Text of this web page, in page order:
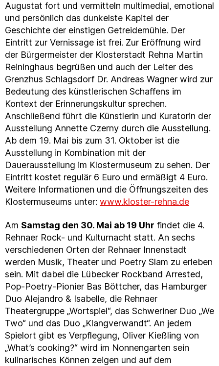
Augustat fort und vermitteln multimedial, emotional
und persönlich das dunkelste Kapitel der
Geschichte der einstigen Getreidemühle. Der
Eintritt zur Vernissage ist frei. Zur Eröffnung wird
der Bürgermeister der Klosterstadt Rehna Martin
Reininghaus begrüßen und auch der Leiter des
Grenzhus Schlagsdorf Dr. Andreas Wagner wird zur
Bedeutung des künstlerischen Schaffens im
Kontext der Erinnerungskultur sprechen.
Anschließend führt die Künstlerin und Kuratorin der
Ausstellung Annette Czerny durch die Ausstellung.
Ab dem 19. Mai bis zum 31. Oktober ist die
Ausstellung in Kombination mit der
Dauerausstellung im Klostermuseum zu sehen. Der
Eintritt kostet regulär 6 Euro und ermäßigt 4 Euro.
Weitere Informationen und die Öffnungszeiten des
Klostermuseums unter: www.kloster-rehna.de
Am Samstag den 30. Mai ab 19 Uhr findet die 4.
Rehnaer Rock- und Kulturnacht statt. An sechs
verschiedenen Orten der Rehnaer Innenstadt
werden Musik, Theater und Poetry Slam zu erleben
sein. Mit dabei die Lübecker Rockband Arrested,
Pop-Poetry-Pionier Bas Böttcher, das Hamburger
Duo Alejandro & Isabelle, die Rehnaer
Theatergruppe „Wortspiel“, das Schweriner Duo „We
Two“ und das Duo „Klangverwandt“. An jedem
Spielort gibt es Verpflegung, Oliver Kießling von
„What’s cooking?“ wird im Nonnengarten sein
kulinarisches Können zeigen und auf dem